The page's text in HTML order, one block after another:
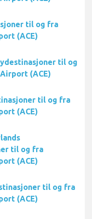
til og fra
(ACE)
til og
(ACE)
til og fra
(ACE)
til og fra
(ACE)
til og fra
(ACE)